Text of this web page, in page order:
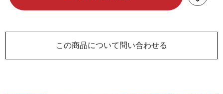
この商品について問い合わせる